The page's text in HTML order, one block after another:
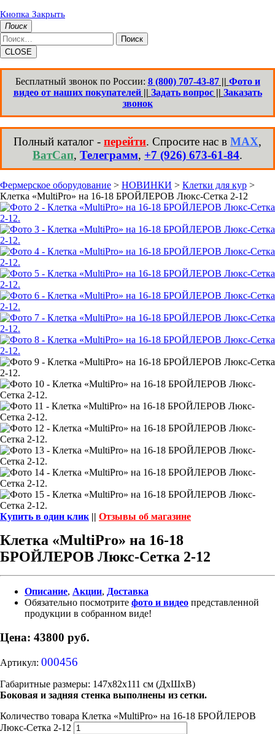
Кнопка Закрыть
Поиск
Поиск
CLOSE
Бесплатный звонок по России: 8 (800) 707-43-87|| Фото и
видео от наших покупателей|| Задать вопрос|| Заказать
звонок
Полный каталог - перейти. Спросите нас в MAX,
ВатСап, Телеграмм, +7 (926) 673-61-84.
Фермерское оборудование > НОВИНКИ > Клетки для кур >
Клетка «MultiPro» на 16-18 БРОЙЛЕРОВ Люкс-Сетка 2-12
Купить в один клик || Отзывы об магазине
Клетка «MultiPro» на 16-18
БРОЙЛЕРОВ Люкс-Сетка 2-12
Описание, Акции, Доставка
Обязательно посмотрите фото и видео представленной
продукции в собранном виде!
Цена: 43800 руб.
Артикул: 000456
Габаритные размеры: 147х82х111 см (ДхШхВ)
Боковая и задняя стенка выполнены из сетки.
Количество товара Клетка «MultiPro» на 16-18 БРОЙЛЕРОВ
Люкс-Сетка 2-12